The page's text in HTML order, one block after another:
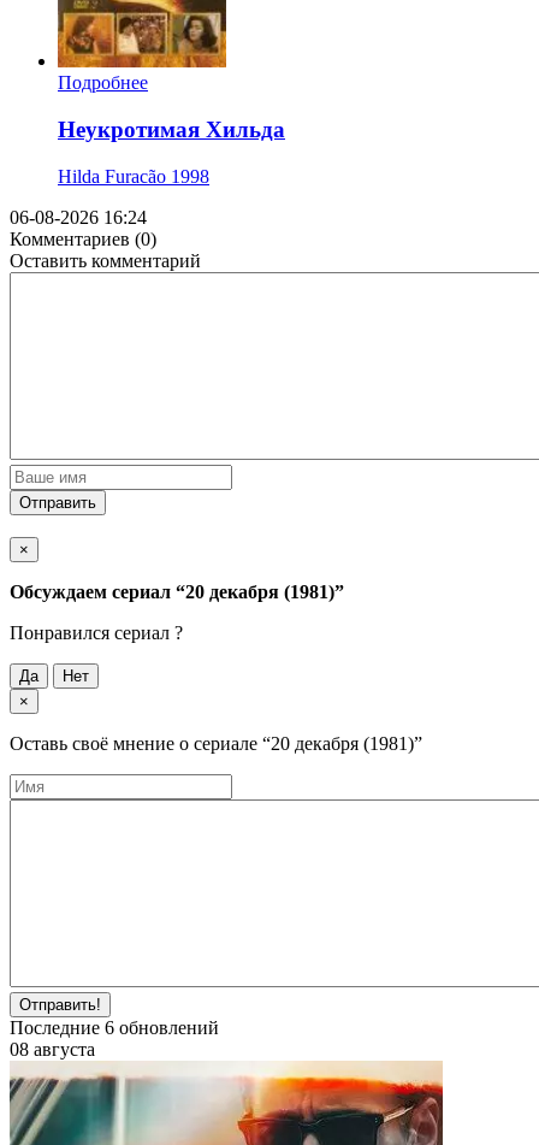
Подробнее
Неукротимая Хильда
Hilda Furacão 1998
06-08-2026 16:24
Комментариев (0)
Оставить комментарий
Отправить
×
Обсуждаем cериал “20 декабря (1981)”
Понравился cериал ?
Да
Нет
×
Оставь своё мнение о cериале “20 декабря (1981)”
Отправить!
Последние 6 обновлений
08 августа